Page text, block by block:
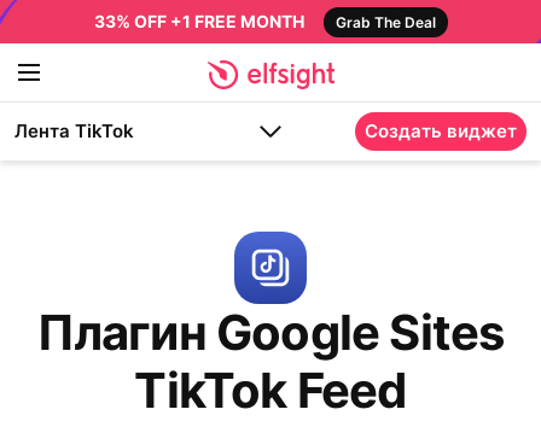
33% OFF +1 FREE MONTH Grab The Deal
Лента TikTok Создать виджет
Плагин Google Sites
TikTok Feed